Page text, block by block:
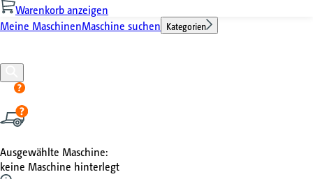
Warenkorb anzeigen
Meine MaschinenMaschine suchen Kategorien
Ausgewählte Maschine:
keine Maschine hinterlegt